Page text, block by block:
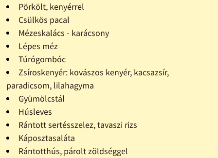
Pörkölt, kenyérrel
Csülkös pacal
Mézeskalács - karácsony
Lépes méz
Túrógombóc
Zsíroskenyér: kovászos kenyér, kacsazsír,
paradicsom, lilahagyma
Gyümölcstál
Húsleves
Rántott sertésszelez, tavaszi rizs
Káposztasaláta
Rántotthús, párolt zöldséggel